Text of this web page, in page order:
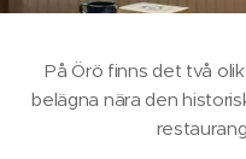
På Örö finns det två
belägna nära den